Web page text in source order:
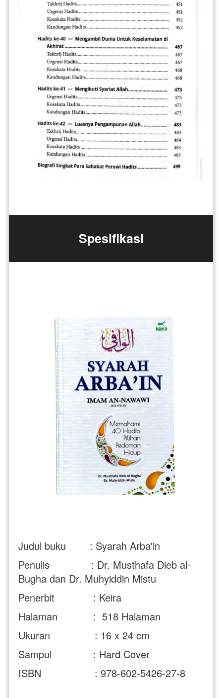
Spesifikasi
Judul buku        : Syarah Arba'in
Penulis              : Dr. Musthafa Dieb al-
Bugha dan Dr. Muhyiddin Mistu
Penerbit             : Keira
Halaman            :  518 Halaman
Ukuran               : 16 x 24 cm
Sampul              : Hard Cover
ISBN                  : 978-602-5426-27-8